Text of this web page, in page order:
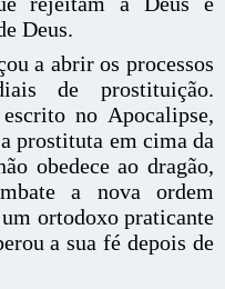
Deus.
a abrir os processos
de prostituição.
no Apocalipse,
prostituta em cima da
obedece ao dragão,
a nova ordem
ortodoxo praticante
a sua fé depois de